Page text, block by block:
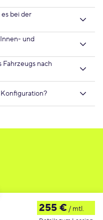
bei der
und
nach
255 € / mtl.